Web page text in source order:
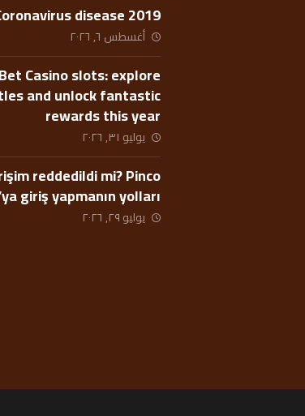
disease 2019
أغسطس ٦, ٢٠٢٦
Casino slots: explore
and unlock fantastic
rewards this year
يوليو ٣١, ٢٠٢٦
reddedildi mi? Pinco
giriş yapmanın yolları
يوليو ٢٩, ٢٠٢٦